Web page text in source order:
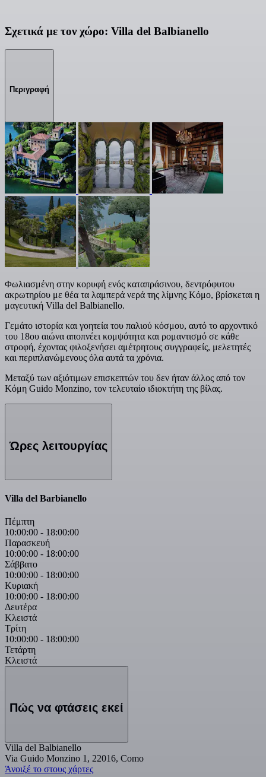
Σχετικά με τον χώρο: Villa del Balbianello
Περιγραφή
Φωλιασμένη στην κορυφή ενός καταπράσινου, δεντρόφυτου
ακρωτηρίου με θέα τα λαμπερά νερά της λίμνης Κόμο, βρίσκεται η
μαγευτική Villa del Balbianello.
Γεμάτο ιστορία και γοητεία του παλιού κόσμου, αυτό το αρχοντικό
του 18ου αιώνα αποπνέει κομψότητα και ρομαντισμό σε κάθε
στροφή, έχοντας φιλοξενήσει αμέτρητους συγγραφείς, μελετητές
και περιπλανώμενους όλα αυτά τα χρόνια.
Μεταξύ των αξιότιμων επισκεπτών του δεν ήταν άλλος από τον
Κόμη Guido Monzino, τον τελευταίο ιδιοκτήτη της βίλας.
Ώρες λειτουργίας
Villa del Barbianello
Πέμπτη
10:00:00 - 18:00:00
Παρασκευή
10:00:00 - 18:00:00
Σάββατο
10:00:00 - 18:00:00
Κυριακή
10:00:00 - 18:00:00
Δευτέρα
Κλειστά
Τρίτη
10:00:00 - 18:00:00
Τετάρτη
Κλειστά
Πώς να φτάσεις εκεί
Villa del Balbianello
Via Guido Monzino 1, 22016, Como
Άνοιξέ το στους χάρτες